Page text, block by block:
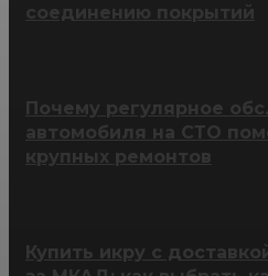
соединению покрытий
Почему регулярное
автомобиля на СТО
крупных ремонтов
Купить икру с